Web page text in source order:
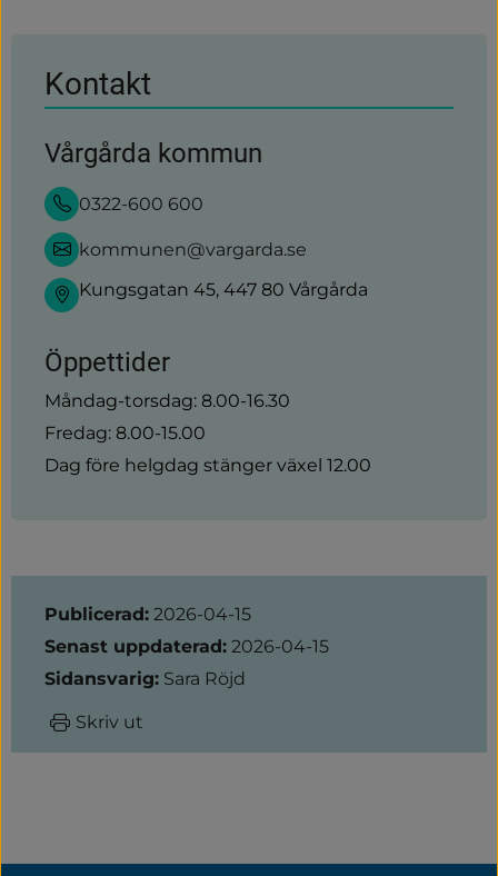
Kontakt
Vårgårda kommun
0322-600 600
kommunen@vargarda.se
Kungsgatan 45, 447 80 Vårgårda
Öppettider
Måndag-torsdag: 8.00-16.30
Fredag: 8.00-15.00
Dag före helgdag stänger växel 12.00
Sidinformation
Publicerad: 2026-04-15
Senast uppdaterad: 2026-04-15
Sidansvarig: Sara Röjd
Skriv ut